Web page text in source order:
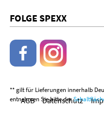
FOLGE SPEXX
AGB Datenschutz
** gilt für Lieferungen innerhalb
entnehmen Sie bitte der